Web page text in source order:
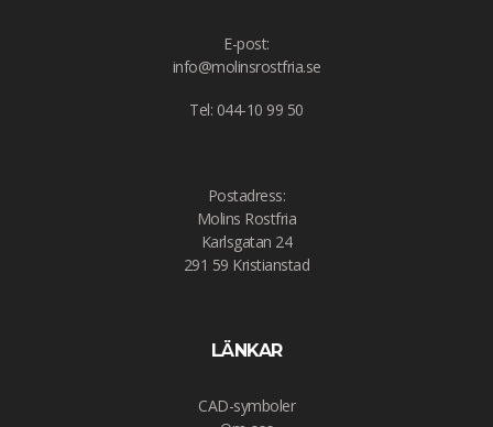
E-post:
info@molinsrostfria.se
Tel: 044-10 99 50
Postadress:
Molins Rostfria
Karlsgatan 24
291 59 Kristianstad
LÄNKAR
CAD-symboler